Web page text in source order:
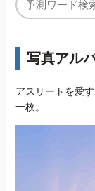
写真アル
アスリートを愛
一枚。